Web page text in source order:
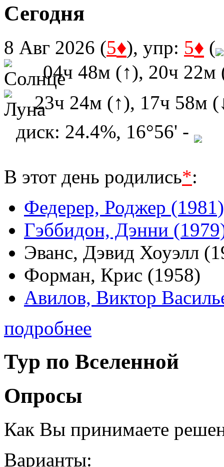
Сегодня
8 Авг 2026 (5♦), упр: 5♦ (
04ч 48м (↑), 20ч 22м
23ч 24м (↑), 17ч 58м
диск: 24.4%, 16°56' -
В этот день родились*:
Федерер, Роджер (1981)
Гэббидон, Дэнни
Эванс, Дэвид Хоуэлл
Форман, Крис (1958)
Авилов, Виктор
подробнее
Тур по Вселенной
Опросы
Как Вы принимаете
Варианты: